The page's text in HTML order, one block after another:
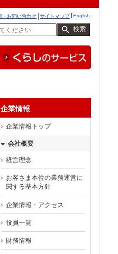
English
サイトマップ
・お問い合わせ
検索
企業情報
企業情報トップ
会社概要
経営理念
お客さま本位の業務運営に
関する基本方針
企業情報・アクセス
役員一覧
財務情報